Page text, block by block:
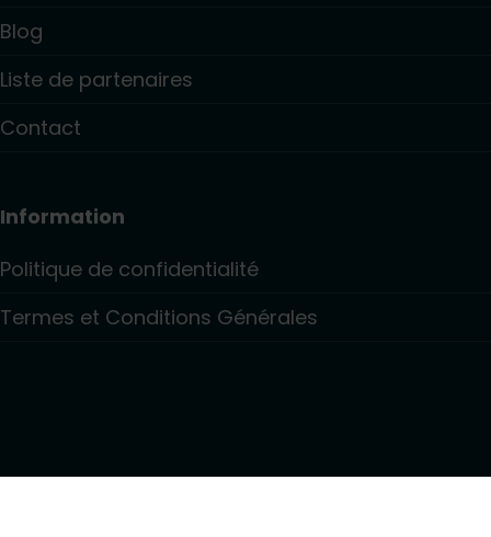
Blog
Liste de partenaires
Contact
Information
Politique de confidentialité
Termes et Conditions Générales